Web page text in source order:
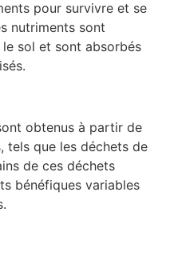
pour survivre et se
nutriments sont
sol et sont absorbés
obtenus à partir de
tels que les déchets de
de ces déchets
bénéfiques variables